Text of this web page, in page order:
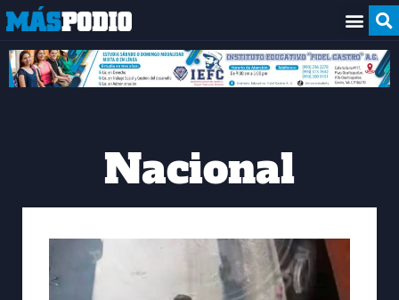
Nacional